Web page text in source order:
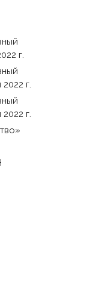
г.
г.
г.